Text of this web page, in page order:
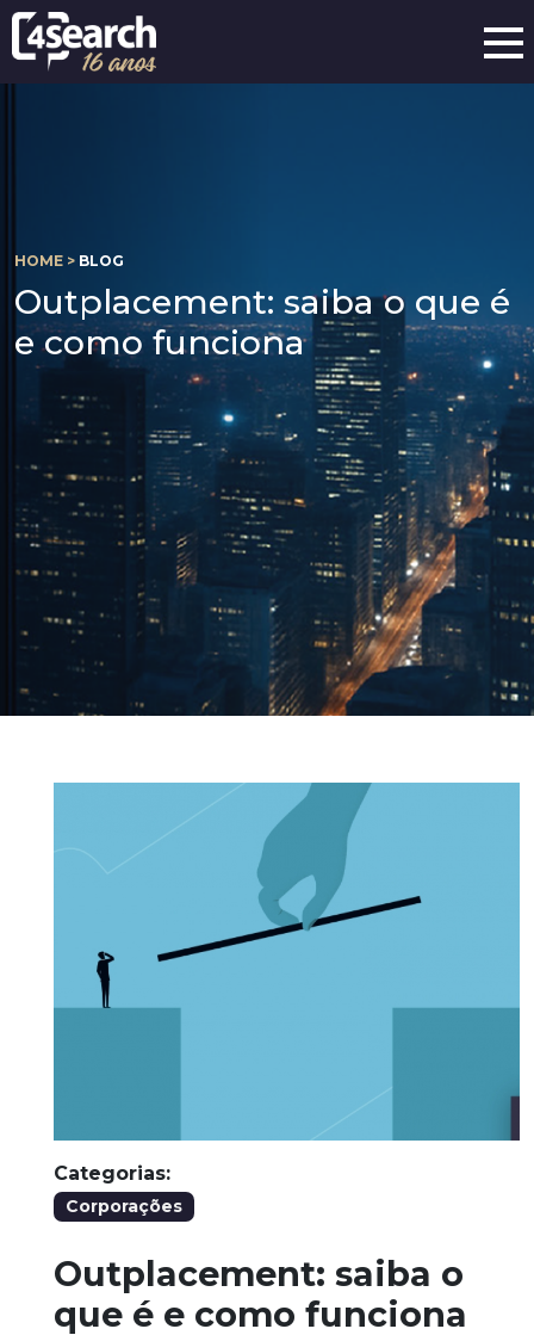
HOME > BLOG
Outplacement: saiba o que é
e como funciona
Categorias:
Corporações
Outplacement: saiba o
que é e como funciona